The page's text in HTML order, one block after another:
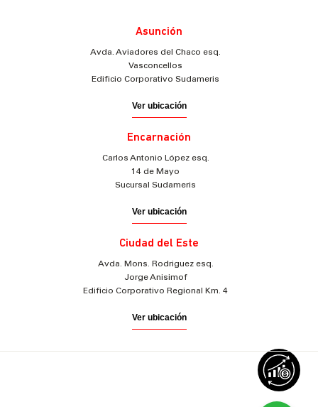
Asunción
Avda. Aviadores del Chaco esq.
Vasconcellos
Edificio Corporativo Sudameris
Ver ubicación
Encarnación
Carlos Antonio López esq.
14 de Mayo
Sucursal Sudameris
Ver ubicación
Ciudad del Este
Avda. Mons. Rodriguez esq.
Jorge Anisimof
Edificio Corporativo Regional Km. 4
Ver ubicación